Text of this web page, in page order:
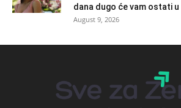
dana dugo će vam ostati u
August 9, 2026